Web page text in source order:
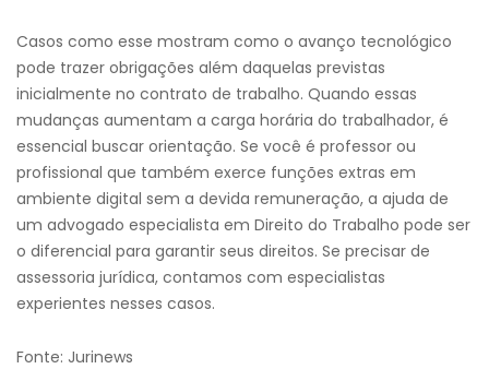
Casos como esse mostram como o avanço tecnológico
pode trazer obrigações além daquelas previstas
inicialmente no contrato de trabalho. Quando essas
mudanças aumentam a carga horária do trabalhador, é
essencial buscar orientação. Se você é professor ou
profissional que também exerce funções extras em
ambiente digital sem a devida remuneração, a ajuda de
um advogado especialista em Direito do Trabalho pode ser
o diferencial para garantir seus direitos. Se precisar de
assessoria jurídica, contamos com especialistas
experientes nesses casos.
Fonte: Jurinews